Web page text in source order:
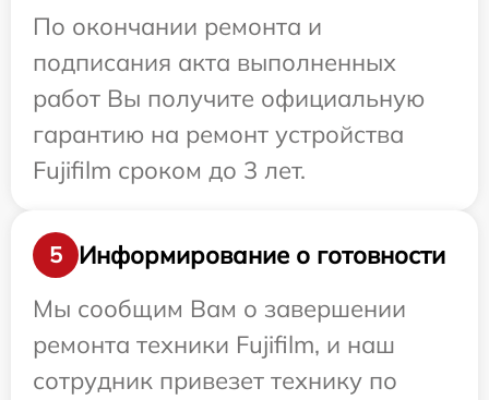
По окончании ремонта и
подписания акта выполненных
работ Вы получите официальную
гарантию на ремонт устройства
Fujifilm сроком до 3 лет.
5
Информирование о готовности
Мы сообщим Вам о завершении
ремонта техники Fujifilm, и наш
сотрудник привезет технику по